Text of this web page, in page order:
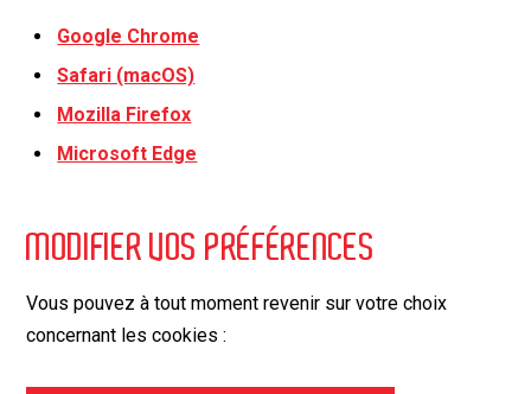
Google Chrome
Safari (macOS)
Mozilla Firefox
Microsoft Edge
MODIFIER VOS PRÉFÉRENCES
Vous pouvez à tout moment revenir sur votre choix
concernant les cookies :